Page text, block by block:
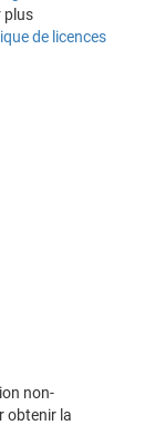
plus
de licences
non-
obtenir la